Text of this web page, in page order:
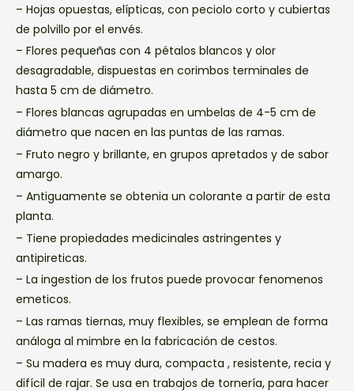
– Hojas opuestas, elípticas, con peciolo corto y cubiertas
de polvillo por el envés.
– Flores pequeñas con 4 pétalos blancos y olor
desagradable, dispuestas en corimbos terminales de
hasta 5 cm de diámetro.
– Flores blancas agrupadas en umbelas de 4-5 cm de
diámetro que nacen en las puntas de las ramas.
– Fruto negro y brillante, en grupos apretados y de sabor
amargo.
– Antiguamente se obtenia un colorante a partir de esta
planta.
– Tiene propiedades medicinales astringentes y
antipireticas.
– La ingestion de los frutos puede provocar fenomenos
emeticos.
– Las ramas tiernas, muy flexibles, se emplean de forma
análoga al mimbre en la fabricación de cestos.
– Su madera es muy dura, compacta , resistente, recia y
difícil de rajar. Se usa en trabajos de tornería, para hacer